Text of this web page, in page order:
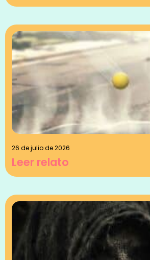
26 de julio de 2026
Leer relato